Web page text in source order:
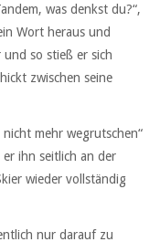
was denkst du?“,
Wort heraus und
so stieß er sich
zwischen seine
nicht mehr wegrutschen“
ihn seitlich an der
wieder vollständig
nur darauf zu